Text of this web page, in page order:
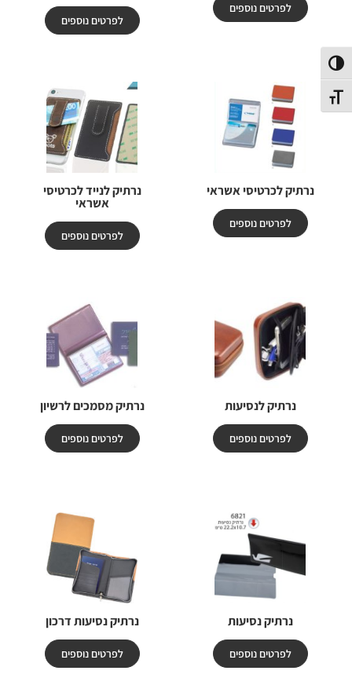
הפעל/כבה ניגודיות גבוהה
מתג גודל גופן
לפרטים נוספים
לפרטים נוספים
נרתיק לכרטיסי אשראי
לפרטים נוספים
נרתיק לנייד לכרטיסי
אשראי
לפרטים נוספים
נרתיק לנסיעות
לפרטים נוספים
נרתיק מסמכים לרשיון
לפרטים נוספים
נרתיק נסיעות
לפרטים נוספים
נרתיק נסיעות דרכון
לפרטים נוספים